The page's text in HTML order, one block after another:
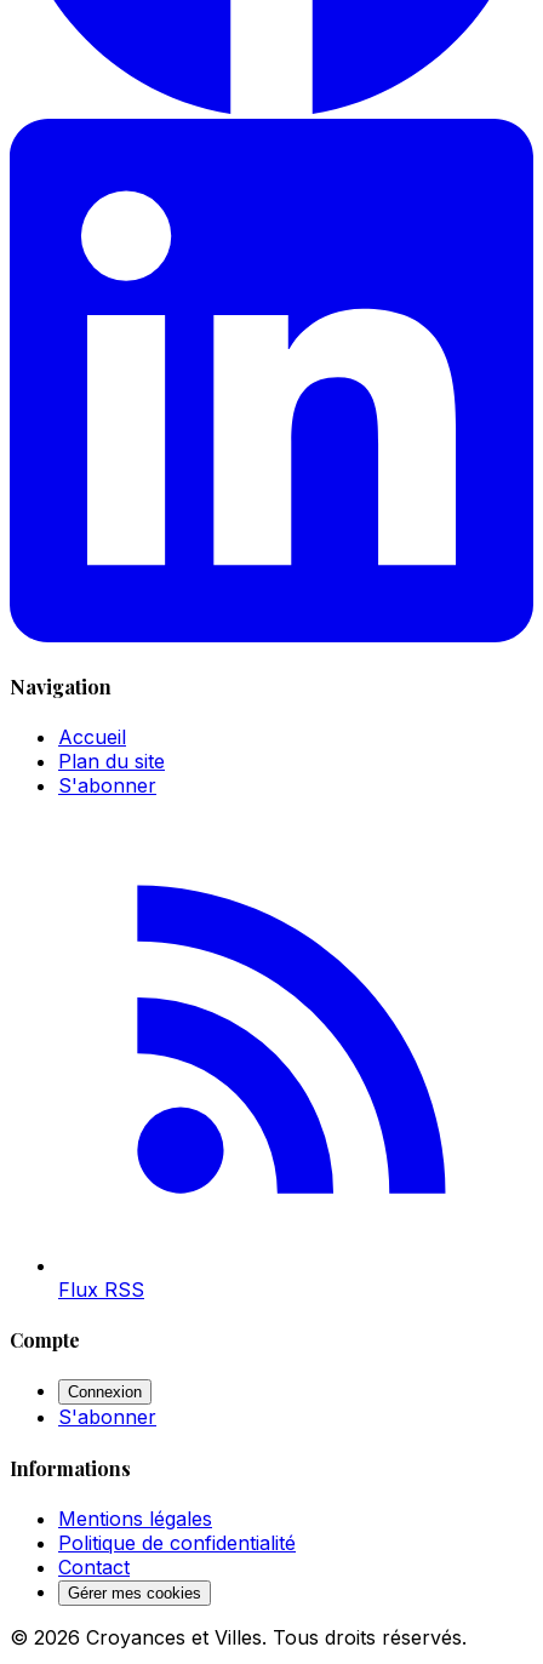
Navigation
Accueil
Plan du site
S'abonner
Flux RSS
Compte
Connexion
S'abonner
Informations
Mentions légales
Politique de confidentialité
Contact
Gérer mes cookies
© 2026 Croyances et Villes. Tous droits réservés.